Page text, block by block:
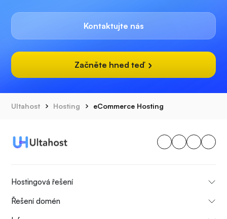
Kontaktujte nás
Začněte hned teď
Ultahost Hosting eCommerce Hosting
Hostingová řešení
Řešení domén